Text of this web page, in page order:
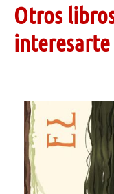
Otros
interesarte